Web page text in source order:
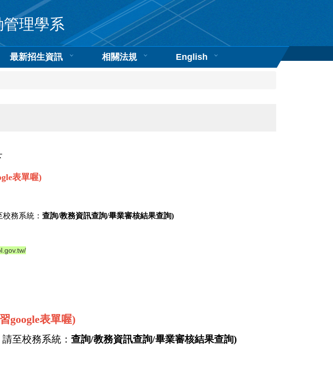
理學系
最新招生資訊 相關法規 English
表單喔)
校務系統： 查詢/教務資訊查詢/畢業審核結果查詢)
google表單喔)
請至校務系統： 查詢/教務資訊查詢/畢業審核結果查詢)